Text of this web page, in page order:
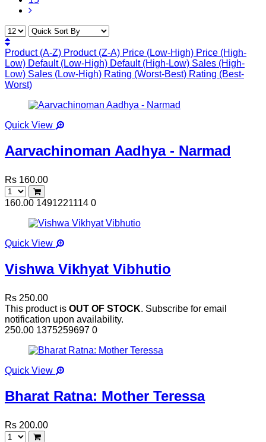
Product (A-Z) Product (Z-A) Price (Low-High) Price (High-
Low) Default (Low-High) Default (High-Low) Sales (High-
Low) Sales (Low-High) Rating (Worst-Best) Rating (Best-
Worst)
Quick View
Aarvachinoman Aadhya - Narmad
Rs 160.00
160.00 1491221114 0
Quick View
Vishwa Vikhyat Vibhutio
Rs 250.00
This product is OUT OF STOCK. Subscribe for email
notification upon availability.
250.00 1375259697 0
Quick View
Bharat Ratna: Mother Teressa
Rs 200.00